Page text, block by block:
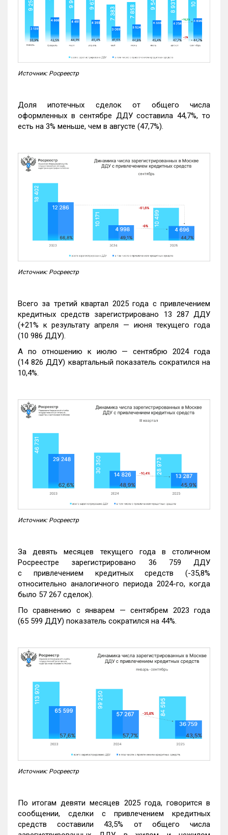
Источник: Росреестр
Доля ипотечных сделок от общего числа
оформленных в сентябре ДДУ составила 44,7%, то
есть на 3% меньше, чем в августе (47,7%).
Источник: Росреестр
Всего за третий квартал 2025 года с привлечением
кредитных средств зарегистрировано 13 287 ДДУ
(+21% к результату апреля — июня текущего года
(10 986 ДДУ).
А по отношению к июлю — сентябрю 2024 года
(14 826 ДДУ) квартальный показатель сократился на
10,4%.
Источник: Росреестр
За девять месяцев текущего года в столичном
Росреестре зарегистрировано 36 759 ДДУ
с привлечением кредитных средств (-35,8%
относительно аналогичного периода 2024-го, когда
было 57 267 сделок).
По сравнению с январем — сентябрем 2023 года
(65 599 ДДУ) показатель сократился на 44%.
Источник: Росреестр
По итогам девяти месяцев 2025 года, говорится в
сообщении, сделки с привлечением кредитных
средств составили 43,5% от общего числа